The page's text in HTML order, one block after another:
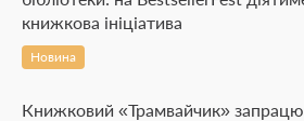
книжкова ініціатива
Новина
Книжковий «Трамвайчик»